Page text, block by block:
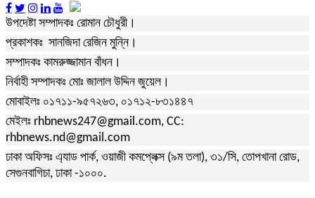
উপদেষ্টা সম্পাদকঃ রোমান চৌধুরী।
প্রকাশকঃ সানজিদা রেজিন মুন্নি।
সম্পাদকঃ কামরুজ্জামান বাঁধন।
নির্বাহী সম্পাদকঃ মোঃ জালাল উদ্দিন জুয়েল।
মোবাইলঃ ০১৭১১-৯৫৭২৬৩, ০১৭১২-৮৩১৪৪৭
মেইলঃ rhbnews247@gmail.com, CC:
rhbnews.nd@gmail.com
ঢাকা অফিসঃ এ্যাড পার্ক, ওয়াজী কমপ্লেক্স (৯ম তলা), ৩১/সি, তোপখানা রোড,
সেগুনবাগিচা, ঢাকা -১০০০.